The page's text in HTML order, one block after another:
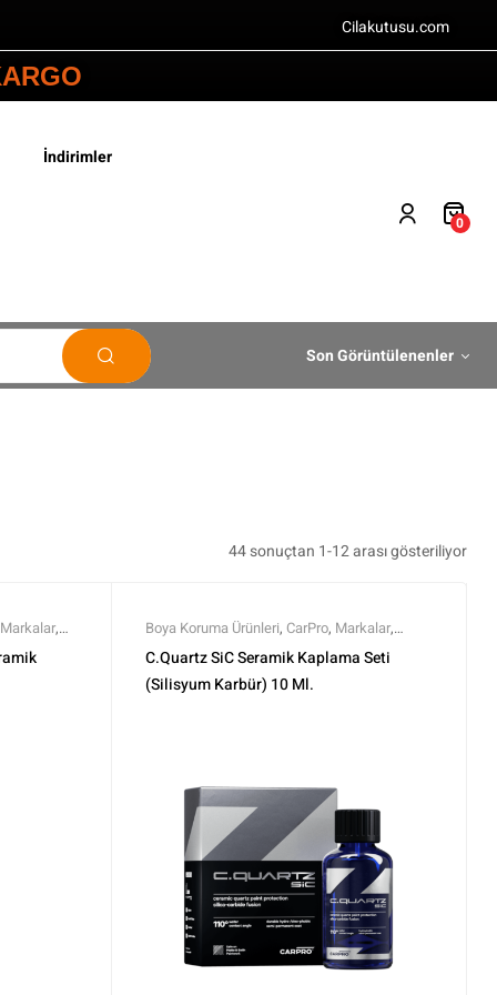
Cilakutusu.com
İndirimler
0
Son Görüntülenenler
44 sonuçtan 1-12 arası gösteriliyor
Markalar,
Boya Koruma Ürünleri, CarPro, Markalar,
Profesyonel Seramikler, Seramik Boya
Koruma,Tüm Ürünler,Tüm Ürünler
C.Quartz SiC Seramik Kaplama Seti
(Silisyum Karbür) 10 Ml.